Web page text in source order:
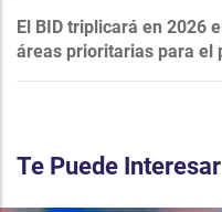
El BID triplicará en 2026
áreas prioritarias para el
Te Puede Interesar